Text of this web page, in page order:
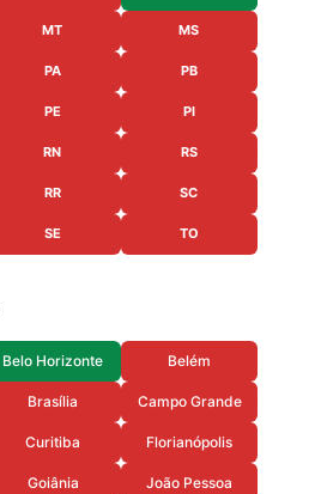
MT MS
PA PB
PE PI
RN RS
RR SC
SE TO
Belo Horizonte Belém
Brasília Campo Grande
Curitiba Florianópolis
Goiânia João Pessoa